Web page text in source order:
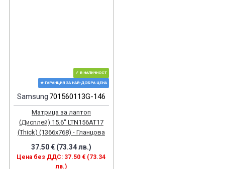
✓ В НАЛИЧНОСТ
★ ГАРАНЦИЯ ЗА НАЙ-ДОБРА ЦЕНА
Samsung 701560113G-146
Матрица за лаптоп
(Дисплей) 15.6" LTN156AT17
(Thick) (1366x768) - Гланцова
37.50 € (73.34 лв.)
Цена без ДДС: 37.50 € (73.34
лв.)